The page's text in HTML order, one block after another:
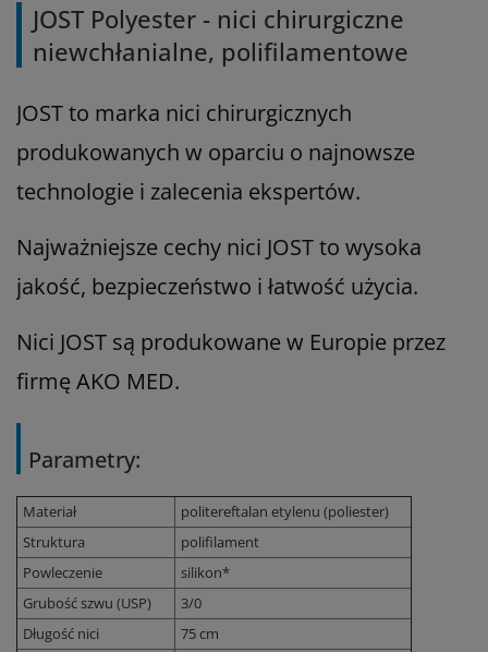
JOST Polyester - nici chirurgiczne
niewchłanialne, polifilamentowe
JOST to marka nici chirurgicznych
produkowanych w oparciu o najnowsze
technologie i zalecenia ekspertów.
Najważniejsze cechy nici JOST to wysoka
jakość, bezpieczeństwo i łatwość użycia.
Nici JOST są produkowane w Europie przez
firmę AKO MED.
Parametry:
Materiał
politereftalan etylenu (poliester)
Struktura
polifilament
Powleczenie
silikon*
Grubość szwu (USP)
3/0
Długość nici
75 cm